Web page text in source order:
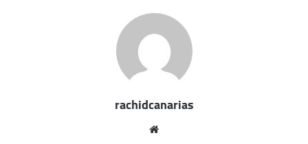
rachidcanarias